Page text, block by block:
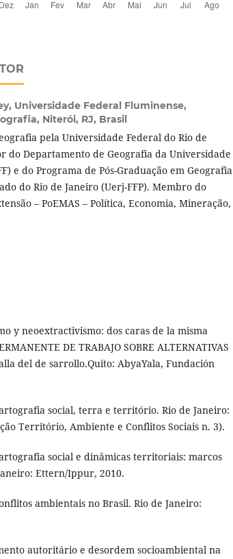
Universidade Federal Fluminense,
Niterói, RJ, Brasil
pela Universidade Federal do Rio de
do Departamento de Geografia da Universidade
e do Programa de Pós-Graduação em Geografia
do Rio de Janeiro (Uerj-FFP). Membro do
– PoEMAS – Política, Economia, Mineração,
y neoextractivismo: dos caras de la misma
DE TRABAJO SOBRE ALTERNATIVAS
del de sarrollo.Quito: AbyaYala, Fundación
social, terra e território. Rio de Janeiro:
Território, Ambiente e Conflitos Sociais n. 3).
social e dinâmicas territoriais: marcos
Ettern/Ippur, 2010.
ambientais no Brasil. Rio de Janeiro:
autoritário e desordem socioambiental na